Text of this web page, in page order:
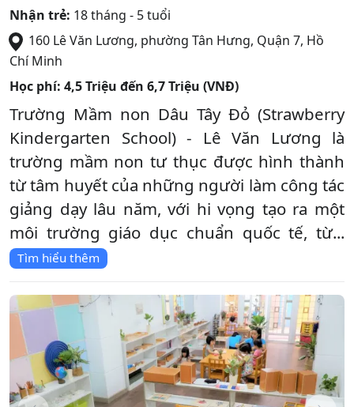
Nhận trẻ: 18 tháng - 5 tuổi
160 Lê Văn Lương, phường Tân Hưng, Quận 7, Hồ
Chí Minh
Học phí: 4,5 Triệu đến 6,7 Triệu (VNĐ)
Trường Mầm non Dâu Tây Đỏ (Strawberry
Kindergarten School) - Lê Văn Lương là
trường mầm non tư thục được hình thành
từ tâm huyết của những người làm công tác
giảng dạy lâu năm, với hi vọng tạo ra một
môi trường giáo dục chuẩn quốc tế, từ...
Tìm hiểu thêm